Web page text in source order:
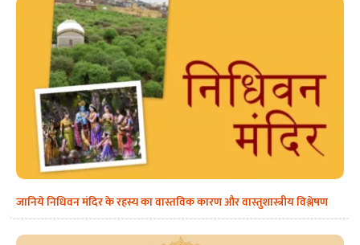
जानिये निधिवन मंदिर के रहस्य का वास्तविक कारण और वास्तुशास्त्रीय विश्लेषण